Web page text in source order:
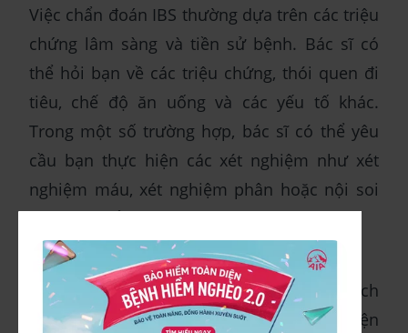
Việc chẩn đoán IBS thường dựa trên các triệu
chứng lâm sàng và tiền sử bệnh. Bác sĩ có
thể hỏi bạn về các triệu chứng, thói quen đi
tiêu, chế độ ăn uống và các yếu tố khác.
Trong một số trường hợp, bác sĩ có thể yêu
cầu bạn thực hiện các xét nghiệm như xét
nghiệm máu, xét nghiệm phân hoặc nội soi
đại tràng để loại trừ các bệnh lý khác.
6. Cách điều trị
Mục tiêu của điều trị hội chứng ruột kích
thích là giảm nhẹ các triệu chứng và cải thiện